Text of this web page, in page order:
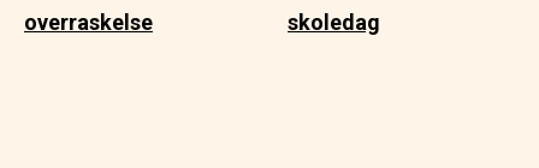
overraskelse
skoledag